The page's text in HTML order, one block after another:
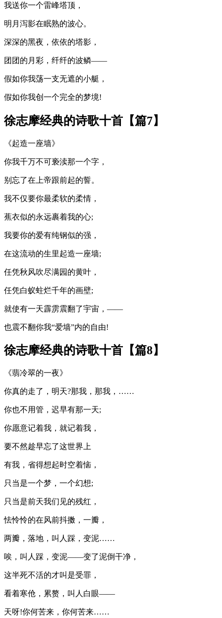
我送你一个雷峰塔顶，
明月泻影在眠熟的波心。
深深的黑夜，依依的塔影，
团团的月彩，纤纤的波鳞——
假如你我荡一支无遮的小艇，
假如你我创一个完全的梦境!
徐志摩经典的诗歌十首【篇7】
《起造一座墙》
你我千万不可亵渎那一个字，
别忘了在上帝跟前起的誓。
我不仅要你最柔软的柔情，
蕉衣似的永远裹着我的心;
我要你的爱有纯钢似的强，
在这流动的生里起造一座墙;
任凭秋风吹尽满园的黄叶，
任凭白蚁蛀烂千年的画壁;
就使有一天霹雳震翻了宇宙，——
也震不翻你我“爱墙”内的自由!
徐志摩经典的诗歌十首【篇8】
《翡冷翠的一夜》
你真的走了，明天?那我，那我，……
你也不用管，迟早有那一天;
你愿意记着我，就记着我，
要不然趁早忘了这世界上
有我，省得想起时空着恼，
只当是一个梦，一个幻想;
只当是前天我们见的残红，
怯怜怜的在风前抖擞，一瓣，
两瓣，落地，叫人踩，变泥……
唉，叫人踩，变泥——变了泥倒干净，
这半死不活的才叫是受罪，
看着寒伧，累赘，叫人白眼——
天呀!你何苦来，你何苦来……